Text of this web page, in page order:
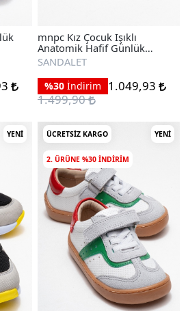
mnpc Kız Çocuk Işıklı
Anatomik Hafif Günlük
Sandalet
SANDALET
%30 İndirim
1.049,93
1.499,90
YENI ÜCRETSIZ KARGO YENI
2. ÜRÜNE %30 INDIRIM